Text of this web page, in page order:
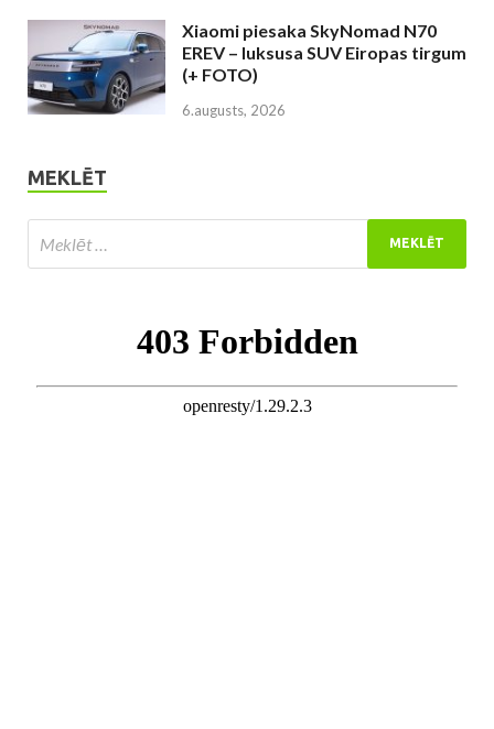
Xiaomi piesaka SkyNomad N70
EREV – luksusa SUV Eiropas tirgum
(+ FOTO)
6.augusts, 2026
MEKLĒT